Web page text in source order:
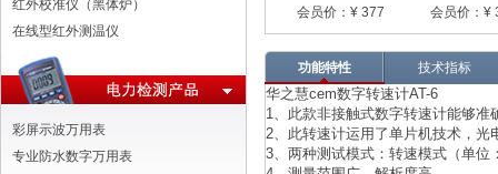
红外校准仪（黑体炉）
在线型红外测温仪
彩屏示波万用表
专业防水数字万用表
会员价：¥ 377 会员价：¥
功能特性 技术指标
华之慧cem数字转速计AT-6
1、此款非接触式数字转速计能够
2、此转速计运用了单片机技术，光
3、两种测试模式：转速模式（单